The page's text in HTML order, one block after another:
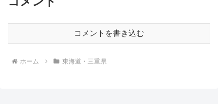
コメントを書き込む
ホーム 東海道・三重県